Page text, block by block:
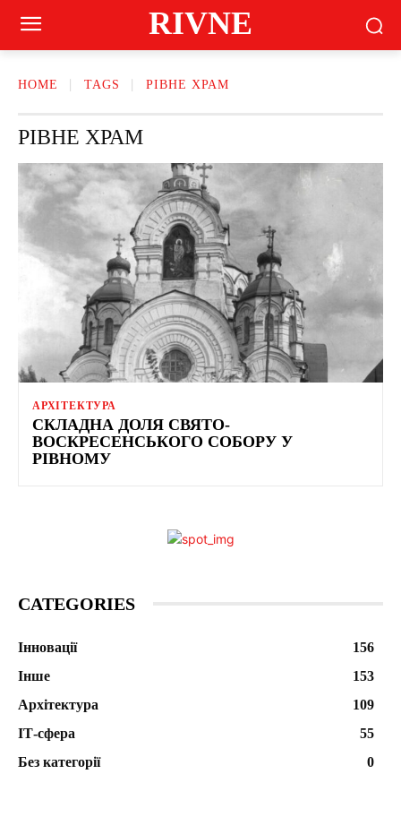
RIVNE
HOME TAGS РІВНЕ ХРАМ
РІВНЕ ХРАМ
АРХІТЕКТУРА
СКЛАДНА ДОЛЯ СВЯТО-
ВОСКРЕСЕНСЬКОГО СОБОРУ У
РІВНОМУ
CATEGORIES
Інновації
156
Інше
153
Архітектура
109
ІТ-сфера
55
Без категорії
0